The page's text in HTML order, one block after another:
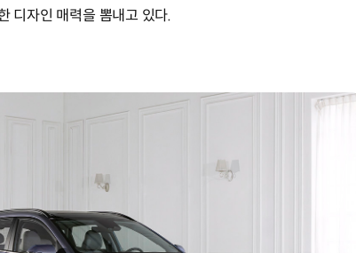
디자인 매력을 뽐내고 있다.